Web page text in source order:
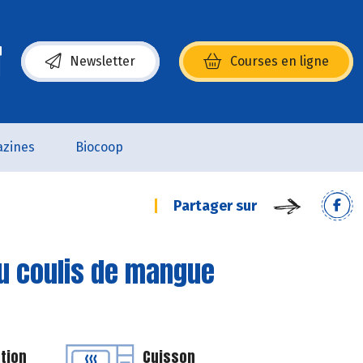
Newsletter Courses en ligne
(s’ouvre dans une nouvelle fenêtre)
Biocoop
Partager sur
coulis de mangue
Cuisson